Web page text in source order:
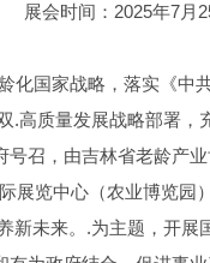
展会时间：2025年7月
化国家战略，落实《中
.高质量发展战略部署
号召，由吉林省老龄产
展览中心（农业博览
新未来。.为主题，开